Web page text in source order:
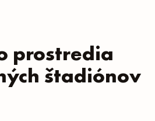
prostredia
štadiónov